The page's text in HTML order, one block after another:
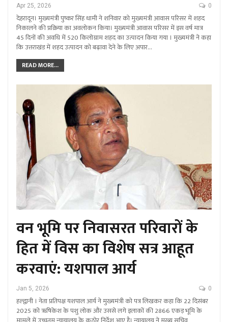
Apr 25, 2026 0
देहरादून। मुख्यमंत्री पुष्कर सिंह धामी ने शनिवार को मुख्यमंत्री आवास परिसर में शहद
निकालने की प्रक्रिया का अवलोकन किया। मुख्यमंत्री आवास परिसर में इस वर्ष मात्र
45 दिनों की अवधि में 520 किलोग्राम शहद का उत्पादन किया गया । मुख्यमंत्री ने कहा
कि उत्तराखंड में शहद उत्पादन को बढ़ावा देने के लिए अपार…
READ MORE...
वन भूमि पर निवासरत परिवारों के
हित में विस का विशेष सत्र आहूत
करवाएं: यशपाल आर्य
Jan 5, 2026 0
हल्द्वानी । नेता प्रतिपक्ष यशपाल आर्य ने मुख्यमंत्री को पत्र लिखकर कहा कि 22 दिसंबर
2025 को ऋषिकेश के पशु लोक और उससे लगे इलाकों की 2866 एकड़ भूमि के